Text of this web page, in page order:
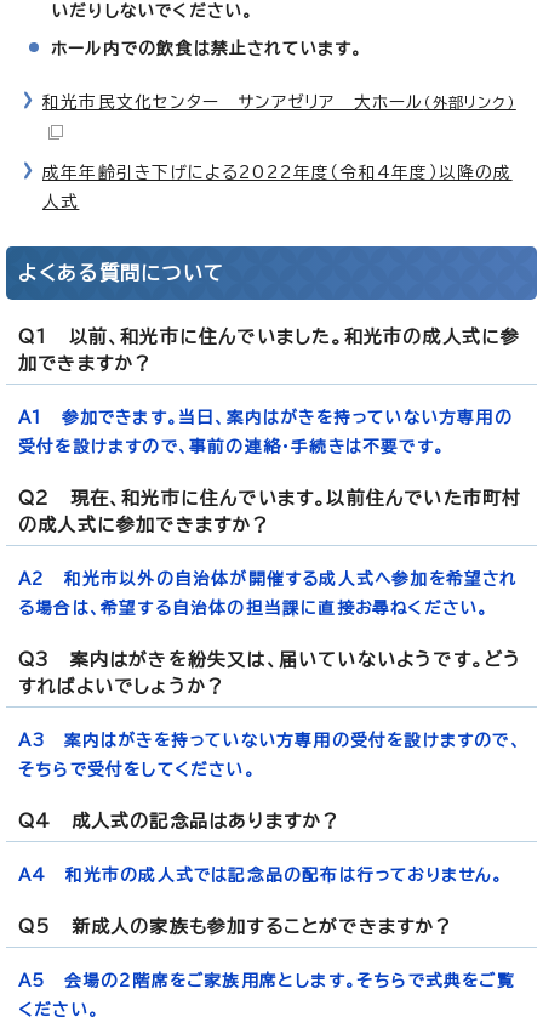
いだりしないでください。
ホール内での飲食は禁止されています。
和光市民文化センター サンアゼリア 大ホール （外部リンク）
成年年齢引き下げによる2022年度（令和4年度）以降の成
人式
よくある質問について
Q1 以前、和光市に住んでいました。和光市の成人式に参
加できますか？
A1 参加できます。当日、案内はがきを持っていない方専用の
受付を設けますので、事前の連絡・手続きは不要です。
Q2 現在、和光市に住んでいます。以前住んでいた市町村
の成人式に参加できますか？
A2 和光市以外の自治体が開催する成人式へ参加を希望され
る場合は、希望する自治体の担当課に直接お尋ねください。
Q3 案内はがきを紛失又は、届いていないようです。どう
すればよいでしょうか？
A3 案内はがきを持っていない方専用の受付を設けますので、
そちらで受付をしてください。
Q4 成人式の記念品はありますか？
A4 和光市の成人式では記念品の配布は行っておりません。
Q5 新成人の家族も参加することができますか？
A5 会場の2階席をご家族用席とします。そちらで式典をご覧
ください。